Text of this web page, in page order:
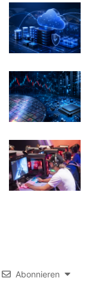
Abonnieren